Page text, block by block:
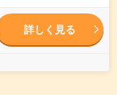
詳しく見る